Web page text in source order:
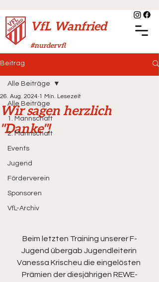
VfL Wanfried
#nurdervfl
Beitrag
Alle Beiträge
1. Mannschaft
2. Mannschaft
Events
Jugend
Förderverein
Sponsoren
VfL-Archiv
Alle Beiträge
Wir sagen herzlich
"Danke"!
26. Aug. 2024 1 Min. Lesezeit
Beim letzten Training unserer F-
Jugend übergab Jugendleiterin
Vanessa Krischeu die eingelösten
Prämien der diesjährigen REWE-